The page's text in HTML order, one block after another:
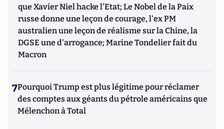
que Xavier Niel hacke l'Etat; Le Nobel de la Paix
russe donne une leçon de courage, l'ex PM
australien une leçon de réalisme sur la Chine, la
DGSE une d'arrogance; Marine Tondelier fait du
Macron
7Pourquoi Trump est plus légitime pour réclamer
des comptes aux géants du pétrole américains que
Mélenchon à Total